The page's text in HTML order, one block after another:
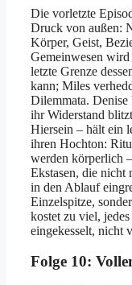
Die vorletzte
Druck von außen:
Körper, Geist,
Gemeinwesen
letzte Grenze
kann; Miles
Dilemmata. Denise
ihr Widerstand
Hiersein – hält ein
ihren Hochton:
werden körperlich
Ekstasen, die nicht
in den Ablauf
Einzelspitze,
kostet zu viel,
eingekesselt, nicht
Folge 10: